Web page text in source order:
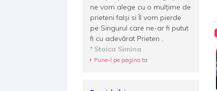
ne vom alege cu o mulţime de
prieteni falşi si Îl vom pierde
pe Singurul care ne-ar fi putut
fi cu adevărat Prieten .
Stoica Simina
Pune-l pe pagina ta